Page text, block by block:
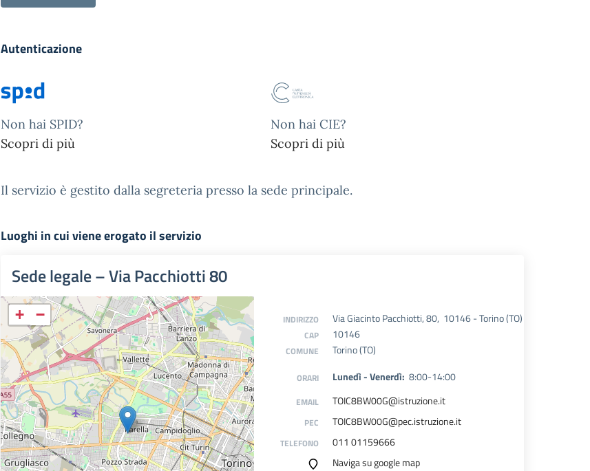
Autenticazione
SPID
Non hai SPID?
Scopri di più
CIE
Non hai CIE?
Scopri di più
Il servizio è gestito dalla segreteria presso la sede principale.
Luoghi in cui viene erogato il servizio
Sede legale – Via Pacchiotti 80
+ − INDIRIZZO Via Giacinto Pacchiotti, 80, 10146 - Torino (TO)
CAP 10146
COMUNE Torino (TO)
ORARI Lunedì - Venerdì: 8:00-14:00
EMAIL TOIC8BW00G@istruzione.it
PEC TOIC8BW00G@pec.istruzione.it
TELEFONO
011 01159666
Naviga su google map